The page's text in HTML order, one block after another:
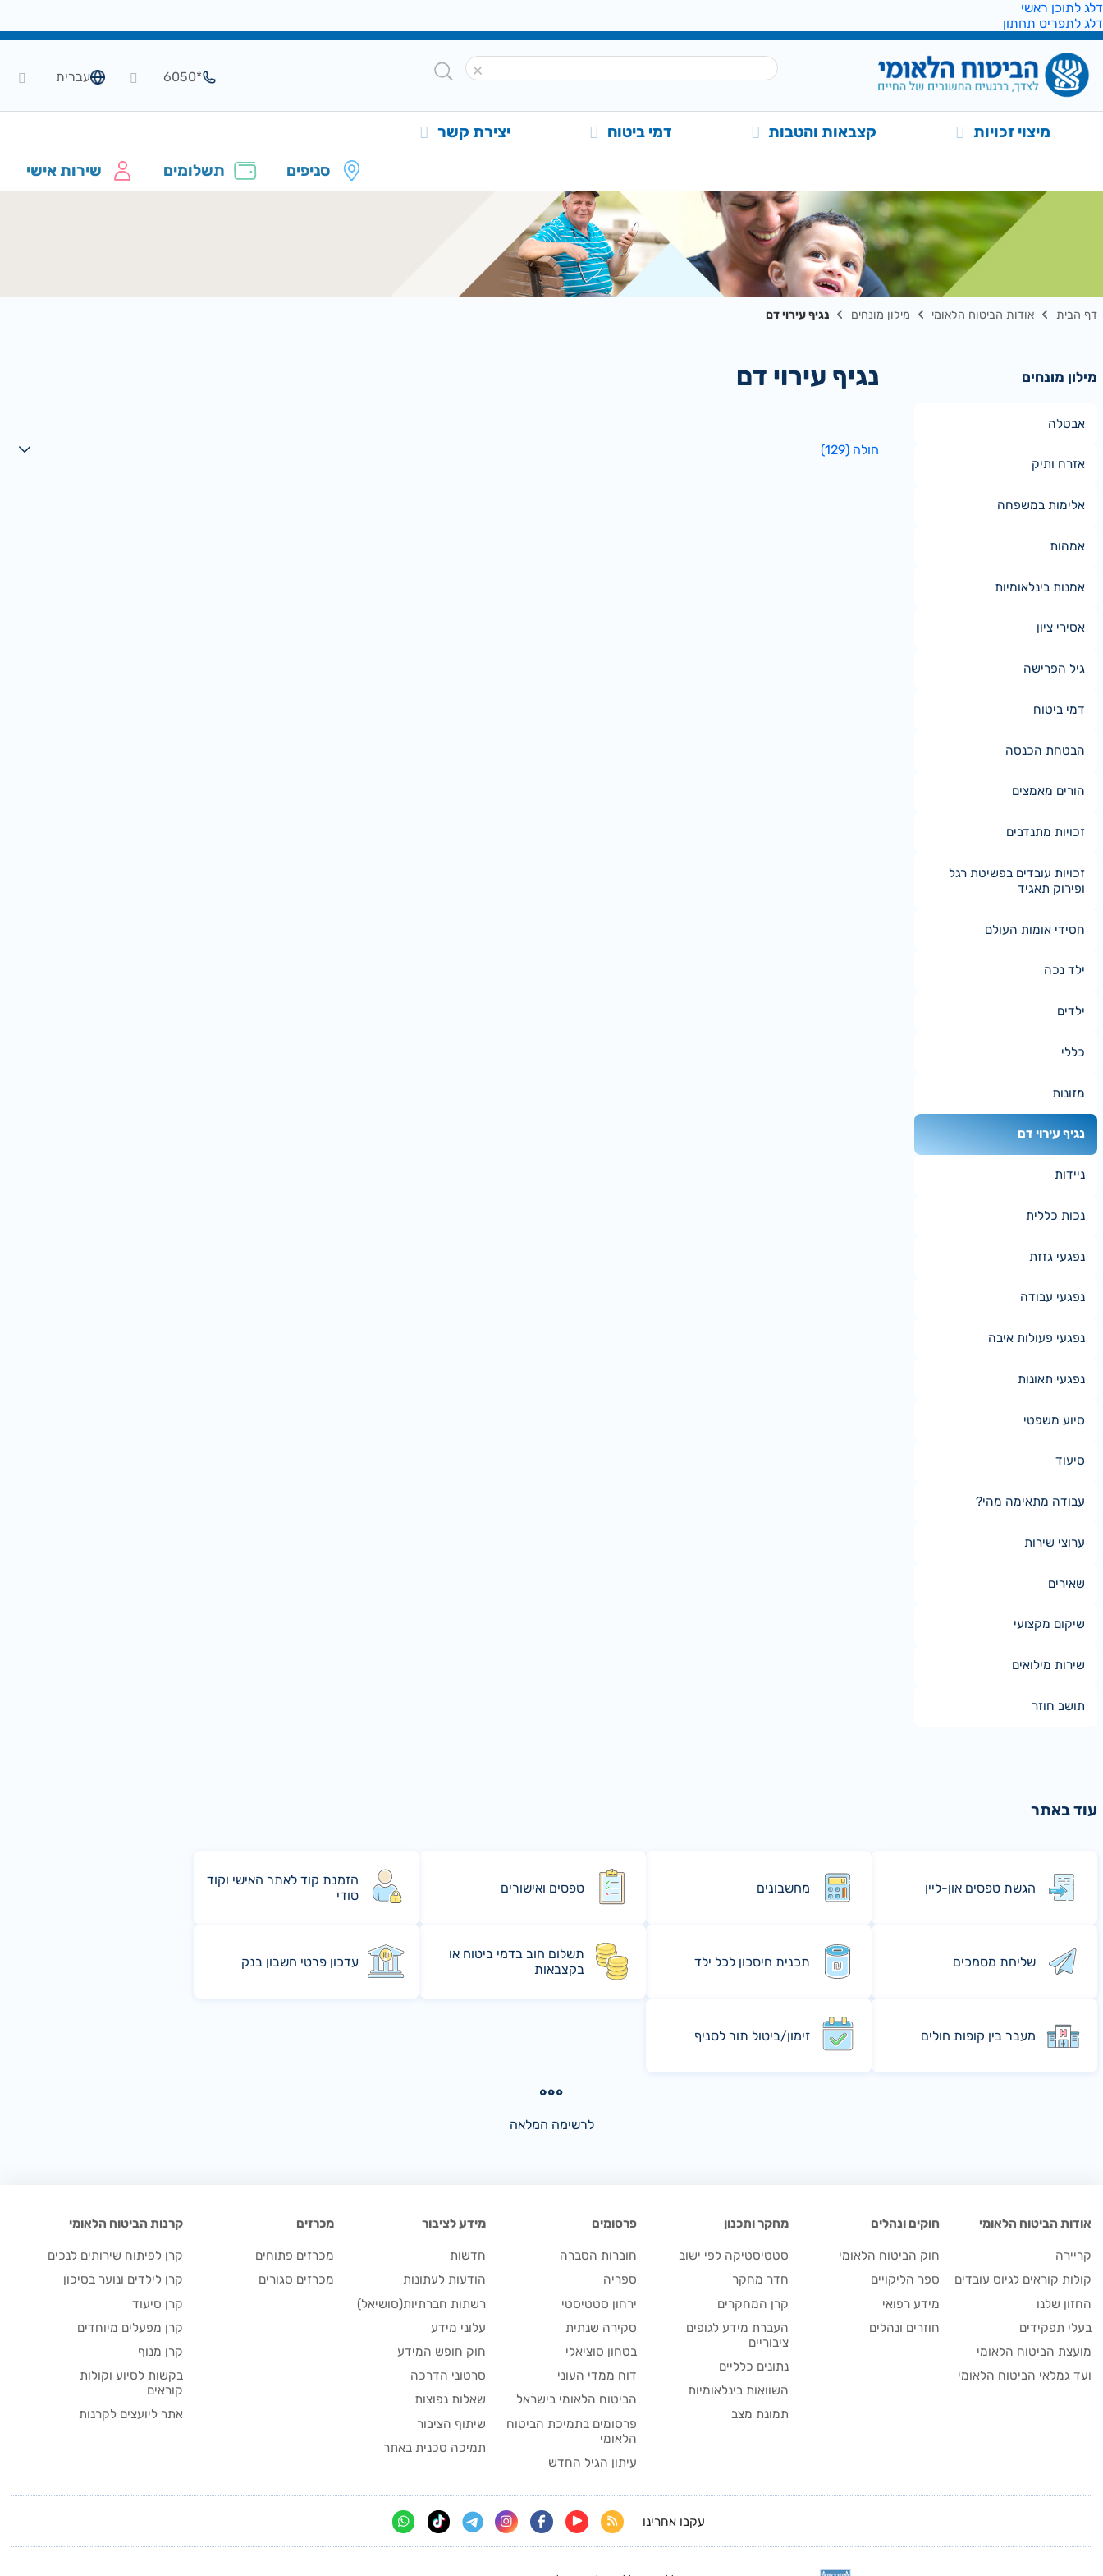
דלג לתוכן ראשי
דלג לתפריט תחתון
עברית *6050
מיצוי זכויות קצבאות והטבות דמי ביטוח יצירת קשר
סניפים תשלומים שירות אישי
דף הבית אודות הביטוח הלאומי מילון מונחים נגיף עירוי דם
מילון מונחים
אבטלה
אזרח ותיק
אלימות במשפחה
אמהות
אמנות בינלאומיות
אסירי ציון
גיל הפרישה
דמי ביטוח
הבטחת הכנסה
הורים מאמצים
זכויות מתנדבים
זכויות עובדים בפשיטת רגל
ופירוק תאגיד
חסידי אומות העולם
ילד נכה
ילדים
כללי
מזונות
נגיף עירוי דם
ניידות
נכות כללית
נפגעי גזזת
נפגעי עבודה
נפגעי פעולות איבה
נפגעי תאונות
סיוע משפטי
סיעוד
עבודה מתאימה מהי?
ערוצי שירות
שאירים
שיקום מקצועי
שירות מילואים
תושב חוזר
נגיף עירוי דם
חולה (129)
עוד באתר
הגשת טפסים און-ליין מחשבונים טפסים ואישורים
הזמנת קוד לאתר האישי וקוד
סודי
שליחת מסמכים תכנית חיסכון לכל ילד
תשלום חוב בדמי ביטוח או
בקצבאות
עדכון פרטי חשבון בנק
מעבר בין קופות חולים זימון/ביטול תור לסניף
לרשימה המלאה
אודות הביטוח הלאומי
קריירה
קולות קוראים לגיוס עובדים
החזון שלנו
בעלי תפקידים
מועצת הביטוח הלאומי
ועד גמלאי הביטוח הלאומי
חוקים ונהלים
חוק הביטוח הלאומי
ספר הליקויים
מידע רפואי
חוזרים ונהלים
מחקר ותכנון
סטטיסטיקה לפי ישוב
חדר מחקר
קרן המחקרים
העברת מידע לגופים
ציבוריים
נתונים כלליים
השוואות בינלאומיות
תמונת מצב
פרסומים
חוברות הסברה
ספריה
ירחון סטטיסטי
סקירה שנתית
בטחון סוציאלי
דוח ממדי העוני
הביטוח הלאומי בישראל
פרסומים בתמיכת הביטוח
הלאומי
עיתון הגיל החדש
מידע לציבור
חדשות
הודעות לעתונות
רשתות חברתיות(סושיאל)
עלוני מידע
חוק חופש המידע
סרטוני הדרכה
שאלות נפוצות
שיתוף הציבור
תמיכה טכנית באתר
מכרזים
מכרזים פתוחים
מכרזים סגורים
קרנות הביטוח הלאומי
קרן לפיתוח שירותים לנכים
קרן לילדים ונוער בסיכון
קרן סיעוד
קרן מפעלים מיוחדים
קרן מנוף
בקשות לסיוע וקולות
קוראים
אתר ליועצים לקרנות
עקבו אחרינו